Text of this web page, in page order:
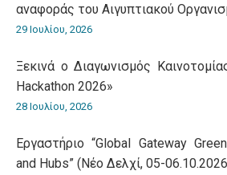
αναφοράς του Αιγυπτιακού
29 Ιουλίου, 2026
Ξεκινά ο Διαγωνισμός
Hackathon 2026»
28 Ιουλίου, 2026
Εργαστήριο “Global Gateway
and Hubs” (Νέο Δελχί, 05-